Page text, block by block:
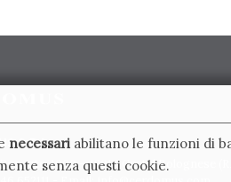
S.R.L.
1000 - 48014 Castel Bolognese
necessari abilitano le funzioni di
senza questi cookie.